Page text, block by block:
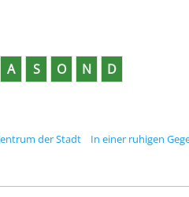
A S O N D
der Stadt In einer ruhigen